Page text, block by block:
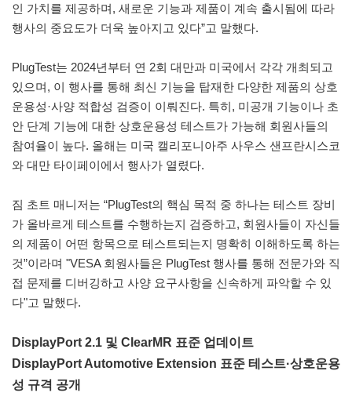
인 가치를 제공하며, 새로운 기능과 제품이 계속 출시됨에 따라
행사의 중요도가 더욱 높아지고 있다”고 말했다.
PlugTest는 2024년부터 연 2회 대만과 미국에서 각각 개최되고
있으며, 이 행사를 통해 최신 기능을 탑재한 다양한 제품의 상호
운용성·사양 적합성 검증이 이뤄진다. 특히, 미공개 기능이나 초
안 단계 기능에 대한 상호운용성 테스트가 가능해 회원사들의
참여율이 높다. 올해는 미국 캘리포니아주 사우스 샌프란시스코
와 대만 타이페이에서 행사가 열렸다.
짐 초트 매니저는 “PlugTest의 핵심 목적 중 하나는 테스트 장비
가 올바르게 테스트를 수행하는지 검증하고, 회원사들이 자신들
의 제품이 어떤 항목으로 테스트되는지 명확히 이해하도록 하는
것”이라며 "VESA 회원사들은 PlugTest 행사를 통해 전문가와 직
접 문제를 디버깅하고 사양 요구사항을 신속하게 파악할 수 있
다"고 말했다.
DisplayPort 2.1 및 ClearMR 표준 업데이트
DisplayPort Automotive Extension 표준 테스트·상호운용
성 규격 공개